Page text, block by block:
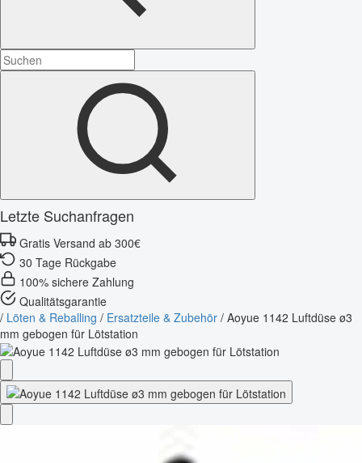
Letzte Suchanfragen
Gratis Versand ab 300€
30 Tage Rückgabe
100% sichere Zahlung
Qualitätsgarantie
/ Löten & Reballing / Ersatzteile & Zubehör / Aoyue 1142 Luftdüse ø3
mm gebogen für Lötstation